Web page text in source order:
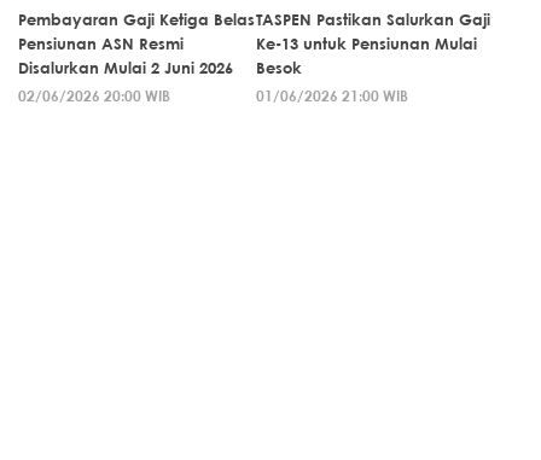
Pembayaran Gaji Ketiga Belas
Pensiunan ASN Resmi
Disalurkan Mulai 2 Juni 2026
02/06/2026 20:00 WIB
TASPEN Pastikan Salurkan Gaji
Ke-13 untuk Pensiunan Mulai
Besok
01/06/2026 21:00 WIB